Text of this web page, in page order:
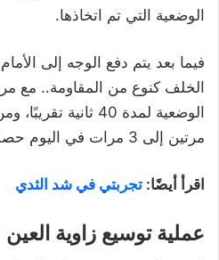
الوضعية التي تم اتخاذها.
فيما بعد يتم دفع الوجه إلى
الخلف كنوع من المقاومة.. مع
الوضعية لمدة 40
مرتين إلى 3 مرات في اليوم حصلت على أفضل النتائج.
اقرأ أيضًا: تجربتي في شد الثدي
عملية توسيع زاوية العين